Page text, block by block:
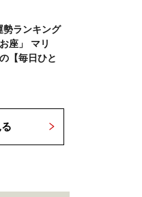
勢ランキング
座」 マリ
【毎日ひと